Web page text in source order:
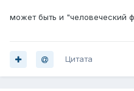
может быть и "человеческий
Цитата